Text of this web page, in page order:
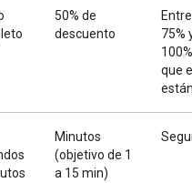
50% de
descuento
75%
que el
Minutos
(objetivo de 1
a 15 min)